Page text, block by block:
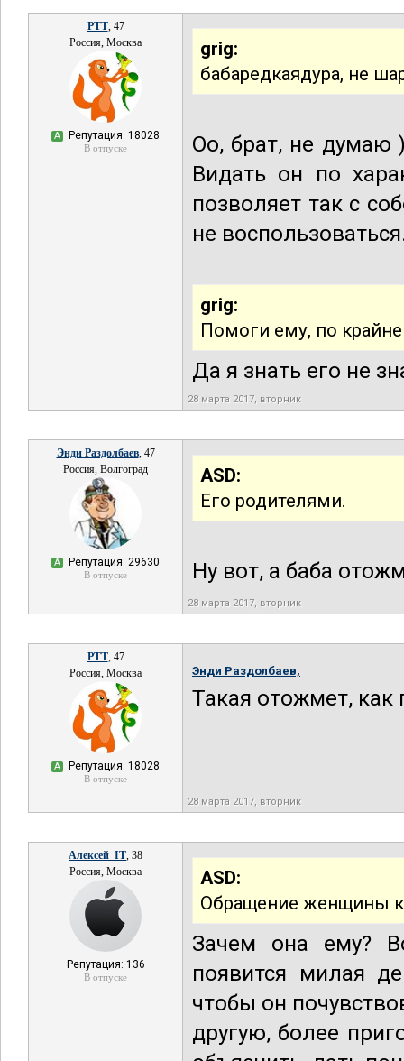
РТТ, 47
Россия, Москва
А Репутация: 18028
В отпуске
grig:
бабаредкаядура, не
Оо, брат, не думаю
Видать он по
позволяет так с
не
grig:
Помоги ему, по
Да я знать его не
28 марта 2017, вторник
Энди Раздолбаев, 47
Россия, Волгоград
А Репутация: 29630
В отпуске
ASD:
Его родителями.
Ну вот, а баба
28 марта 2017, вторник
РТТ, 47
Россия, Москва
А Репутация: 18028
В отпуске
Энди Раздолбаев,
Такая отожмет, как
28 марта 2017, вторник
Алексей_IT, 38
Россия, Москва
Репутация: 136
В отпуске
ASD:
Обращение женщины к
Зачем она ему?
появится милая
чтобы он
другую, более